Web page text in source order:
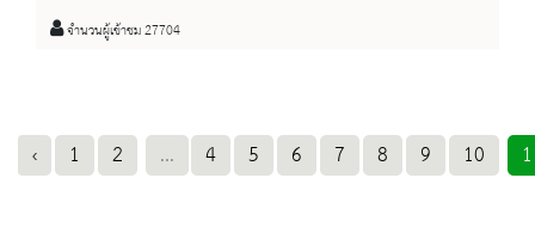
จำนวนผู้เข้าชม 27704
‹ 1 2 ... 4 5 6 7 8 9 10